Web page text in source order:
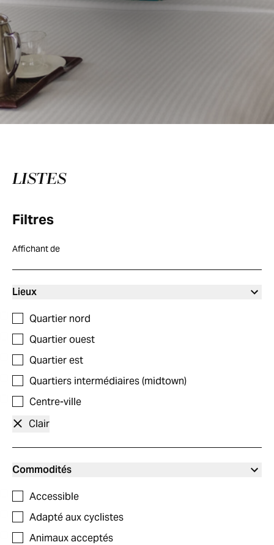
LISTES
Filtres
Affichantde
Lieux
Quartier nord
Quartier ouest
Quartier est
Quartiers intermédiaires (midtown)
Centre-ville
Clair
Commodités
Accessible
Adapté aux cyclistes
Animaux acceptés